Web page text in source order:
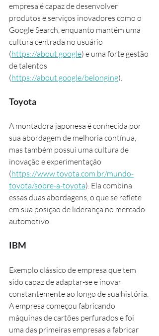
empresa é capaz de desenvolver
produtos e serviços inovadores como o
Google Search, enquanto mantém uma
cultura centrada no usuário
(https://about.google) e uma forte gestão
de talentos
(https://about.google/belonging).
Toyota
A montadora japonesa é conhecida por
sua abordagem de melhoria contínua,
mas também possui uma cultura de
inovação e experimentação
(https://www.toyota.com.br/mundo-
toyota/sobre-a-toyota). Ela combina
essas duas abordagens, o que se reflete
em sua posição de liderança no mercado
automotivo.
IBM
Exemplo clássico de empresa que tem
sido capaz de adaptar-se e inovar
constantemente ao longo de sua história.
A empresa começou fabricando
máquinas de cartões perfurados e foi
uma das primeiras empresas a fabricar